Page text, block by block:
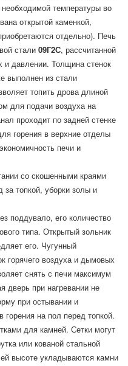
температуры во
открытой каменкой,
отдельно). Печь
стали 09Г2С, рассчитанной
и давлении. Толщина стенок
выполнен из стали
топить дрова длиной
для подачи воздуха на
проходит по задней стенке
горения в верхние отделы
печи и
со скошенными краями
за топкой, уборки золы и
поддувало, его количество
типа. Открытый зольник
его. Чугунный
горячего воздуха и дымовых
снять с печи максимум
дверь при нагревании не
при остывании и
горения на пол перед топкой.
для камней. Сетки могут
или кованой стальной
высоте укладываются камни